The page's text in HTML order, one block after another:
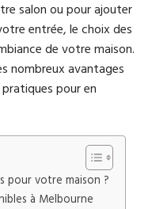
salon ou pour ajouter
entrée, le choix des
de votre maison.
nombreux avantages
pour en
pour votre maison ?
à Melbourne